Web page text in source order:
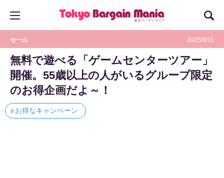
セール 2025/9/11
無料で遊べる「ゲームセンターツアー」
開催。55歳以上の人がいるグループ限定
のお得企画だよ～！
お得なキャンペーン